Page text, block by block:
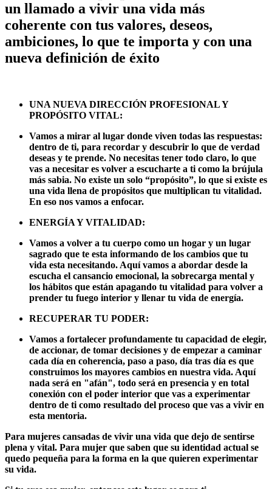
un llamado a vivir una vida más
coherente con tus valores, deseos,
ambiciones, lo que te importa y con una
nueva definición de éxito
UNA NUEVA DIRECCIÓN PROFESIONAL Y
PROPÓSITO VITAL:
Vamos a mirar al lugar donde viven todas las respuestas:
dentro de ti, para recordar y descubrir lo que de verdad
deseas y te prende. No necesitas tener todo claro, lo que
vas a necesitar es volver a escucharte a ti como la brújula
más sabia. No existe un solo “propósito”, lo que si existe es
una vida llena de propósitos que multiplican tu vitalidad.
En eso nos vamos a enfocar.
ENERGÍA Y VITALIDAD:
Vamos a volver a tu cuerpo como un hogar y un lugar
sagrado que te esta informando de los cambios que tu
vida esta necesitando. Aquí vamos a abordar desde la
escucha el cansancio emocional, la sobrecarga mental y
los hábitos que están apagando tu vitalidad para volver a
prender tu fuego interior y llenar tu vida de energía.
RECUPERAR TU PODER:
Vamos a fortalecer profundamente tu capacidad de elegir,
de accionar, de tomar decisiones y de empezar a caminar
cada día en coherencia, paso a paso, día tras día es que
construimos los mayores cambios en nuestra vida. Aquí
nada será en "afán", todo será en presencia y en total
conexión con el poder interior que vas a experimentar
dentro de ti como resultado del proceso que vas a vivir en
esta mentoria.
Para mujeres cansadas de vivir una vida que dejo de sentirse
plena y vital. Para mujer que saben que su identidad actual se
quedo pequeña para la forma en la que quieren experimentar
su vida.